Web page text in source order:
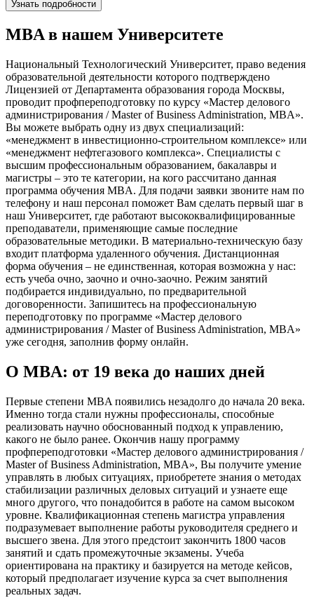
Узнать подробности
MBA в нашем Университете
Национальный Технологический Университет, право ведения
образовательной деятельности которого подтверждено
Лицензией от Департамента образования города Москвы,
проводит профпереподготовку по курсу «Мастер делового
администрирования / Master of Business Administration, MBA».
Вы можете выбрать одну из двух специализаций:
«менеджмент в инвестиционно-строительном комплексе» или
«менеджмент нефтегазового комплекса». Специалисты с
высшим профессиональным образованием, бакалавры и
магистры – это те категории, на кого рассчитано данная
программа обучения MBA. Для подачи заявки звоните нам по
телефону и наш персонал поможет Вам сделать первый шаг в
наш Университет, где работают высококвалифицированные
преподаватели, применяющие самые последние
образовательные методики. В материально-техническую базу
входит платформа удаленного обучения. Дистанционная
форма обучения – не единственная, которая возможна у нас:
есть учеба очно, заочно и очно-заочно. Режим занятий
подбирается индивидуально, по предварительной
договоренности. Запишитесь на профессиональную
переподготовку по программе «Мастер делового
администрирования / Master of Business Administration, MBA»
уже сегодня, заполнив форму онлайн.
О MBA: от 19 века до наших дней
Первые степени MBA появились незадолго до начала 20 века.
Именно тогда стали нужны профессионалы, способные
реализовать научно обоснованный подход к управлению,
какого не было ранее. Окончив нашу программу
профпереподготовки «Мастер делового администрирования /
Master of Business Administration, MBA», Вы получите умение
управлять в любых ситуациях, приобретете знания о методах
стабилизации различных деловых ситуаций и узнаете еще
много другого, что понадобится в работе на самом высоком
уровне. Квалификационная степень магистра управления
подразумевает выполнение работы руководителя среднего и
высшего звена. Для этого предстоит закончить 1800 часов
занятий и сдать промежуточные экзамены. Учеба
ориентирована на практику и базируется на методе кейсов,
который предполагает изучение курса за счет выполнения
реальных задач.